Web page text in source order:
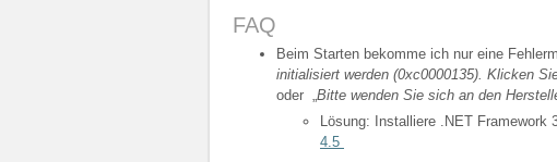
FAQ
Beim Starten bekomme ich nur eine
initialisiert werden (0xc0000135). Klicken
oder „ Bitte wenden Sie sich an den
Lösung: Installiere .NET Framework
4.5